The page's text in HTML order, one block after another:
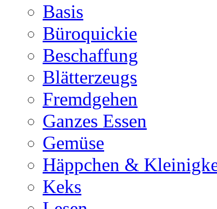
Basis
Büroquickie
Beschaffung
Blätterzeugs
Fremdgehen
Ganzes Essen
Gemüse
Häppchen &
Keks